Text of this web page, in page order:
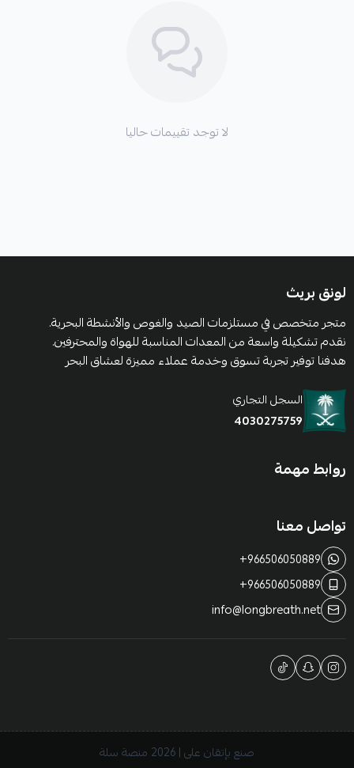
لا توجد تقييمات حاليا
لونق بريث
متجر متخصص في مستلزمات الصيد والغوص والأنشطة البحرية.
نقدم تشكيلة واسعة من المعدات المناسبة للهواة والمحترفين.
هدفنا توفير تجربة تسوق وخدمة عملاء مميزة لعشاق البحر
السجل التجاري
4030275759
روابط مهمة
تواصل معنا
+966506050889
+966506050889
info@longbreath.net
صنع بإتقان على | 2026 منصة سلة